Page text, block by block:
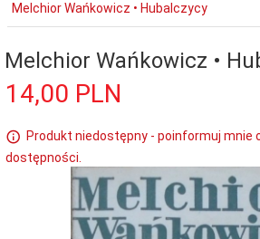
Melchior Wańkowicz • Hubalczycy
Melchior Wańkowicz •
14,00 PLN
Produkt niedostępny - poinformuj mnie
dostępności.